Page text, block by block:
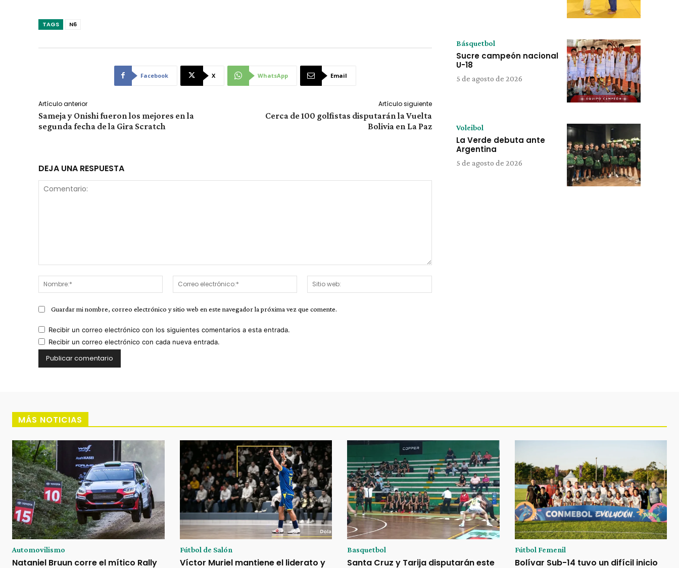
TAGS N6
Facebook X WhatsApp Email
Artículo anterior
Sameja y Onishi fueron los mejores en la
segunda fecha de la Gira Scratch
Artículo siguiente
Cerca de 100 golfistas disputarán la Vuelta
Bolivia en La Paz
DEJA UNA RESPUESTA
Nombre:*
Correo
electrónico:*
web:
Guardar mi nombre, correo electrónico y sitio web en este navegador la próxima vez que comente.
Recibir un correo electrónico con los siguientes comentarios a esta entrada.
Recibir un correo electrónico con cada nueva entrada.
Básquetbol
Sucre campeón nacional
U-18
5 de agosto de 2026
Voleibol
La Verde debuta ante
Argentina
5 de agosto de 2026
MÁS NOTICIAS
Automovilismo
Nataniel Bruun corre el mítico Rally
Fútbol de Salón
Víctor Muriel mantiene el liderato y
Basquetbol
Santa Cruz y Tarija disputarán este
Fútbol Femenil
Bolívar Sub-14 tuvo un difícil inicio